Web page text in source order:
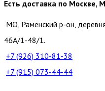
Есть доставка по Москве,
МО, Раменский р-он,
46А/1-48/1.
+7 (926) 310-81-38
+7 (915) 073-44-44